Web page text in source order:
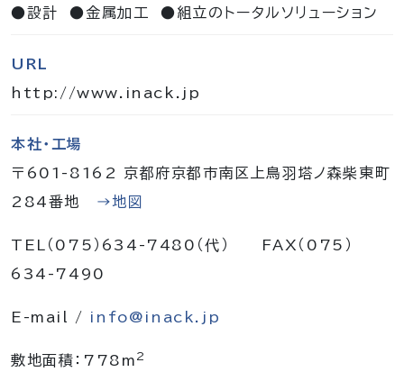
●設計 ●金属加工 ●組立のトータルソリューション
URL
http://www.inack.jp
本社・工場
〒601-8162 京都府京都市南区上鳥羽塔ノ森柴東町
284番地 →地図
TEL（075）634-7480（代） FAX（075）
634-7490
E-mail / info@inack.jp
敷地面積：778m 2